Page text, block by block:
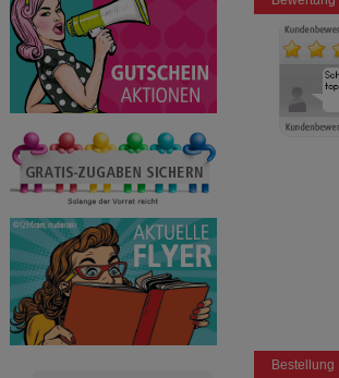
Bestellung